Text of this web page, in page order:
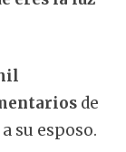
de
su esposo.